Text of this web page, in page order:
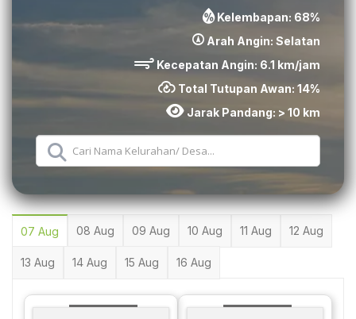
Kelembapan: 68%
Arah Angin: Selatan
Kecepatan Angin: 6.1 km/jam
Total Tutupan Awan: 14%
Jarak Pandang: > 10 km
07 Aug 08 Aug 09 Aug 10 Aug 11 Aug 12 Aug
13 Aug 14 Aug 15 Aug 16 Aug